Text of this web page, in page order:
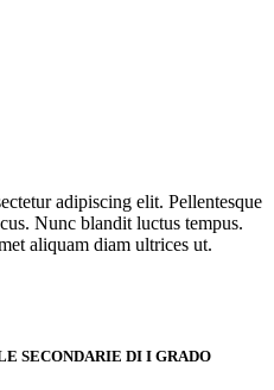
adipiscing elit. Pellentesque
Nunc blandit luctus tempus.
aliquam diam ultrices ut.
SECONDARIE DI I GRADO